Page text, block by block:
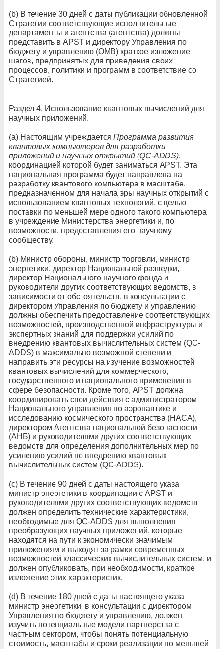
(b) В течение 30 дней с даты публикации обновленной
Стратегии соответствующие исполнительные
департаменты и агентства (агентства) должны
представить в APST и директору Управления по
бюджету и управлению (OMB) краткое изложение
шагов, предпринятых для приведения своих
процессов, политики и программ в соответствие со
Стратегией.
Раздел 4. Использование квантовых вычислений для
научных приложений.
(а) Настоящим учреждается Программа развития
квантовых компьютеров для разработки
приложений и научных открытий (QC-ADDS),
координацией которой будет заниматься APST. Эта
национальная программа будет направлена ​​на
разработку квантового компьютера в масштабе,
предназначенном для начала эры научных открытий с
использованием квантовых технологий, с целью
поставки по меньшей мере одного такого компьютера
в учреждение Министерства энергетики и, по
возможности, предоставления его научному
сообществу.
(b) Министр обороны, министр торговли, министр
энергетики, директор Национальной разведки,
директор Национального научного фонда и
руководители других соответствующих ведомств, в
зависимости от обстоятельств, в консультации с
директором Управления по бюджету и управлению
должны обеспечить предоставление соответствующих
возможностей, производственной инфраструктуры и
экспертных знаний для поддержки усилий по
внедрению квантовых вычислительных систем (QC-
ADDS) в максимально возможной степени и
направить эти ресурсы на изучение возможностей
квантовых вычислений для коммерческого,
государственного и национального применения в
сфере безопасности. Кроме того, APST должна
координировать свои действия с администратором
Национального управления по аэронавтике и
исследованию космического пространства (НАСА),
директором Агентства национальной безопасности
(АНБ) и руководителями других соответствующих
ведомств для определения дополнительных мер по
усилению усилий по внедрению квантовых
вычислительных систем (QC-ADDS).
(c) В течение 90 дней с даты настоящего указа
министр энергетики в координации с APST и
руководителями других соответствующих ведомств
должен определить технические характеристики,
необходимые для QC-ADDS для выполнения
преобразующих научных приложений, которые
находятся на пути к экономически значимым
приложениям и выходят за рамки современных
возможностей классических вычислительных систем, и
должен опубликовать, при необходимости, краткое
изложение этих характеристик.
(d) В течение 180 дней с даты настоящего указа
министр энергетики, в консультации с директором
Управления по бюджету и управлению, должен
изучить потенциальные модели партнерства с
частным сектором, чтобы понять потенциальную
стоимость, масштабы и сроки реализации по меньшей